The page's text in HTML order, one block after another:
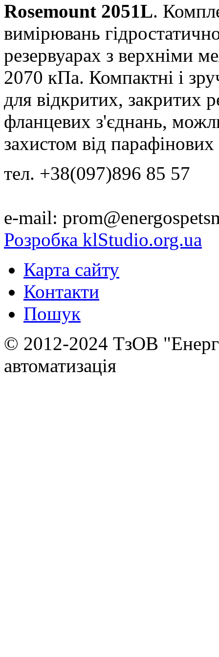
Rosemount 2051L.
вимірювань
резервуарах з верхніми
2070 кПа. Компактні і
для відкритих, закритих
фланцевих з'єднань,
захистом від парафінових
тел. +38(097)896 85 57
e-mail:
Розробка klStudio.org.ua
Карта сайту
Контакти
Пошук
© 2012-2024 ТзОВ
автоматизація